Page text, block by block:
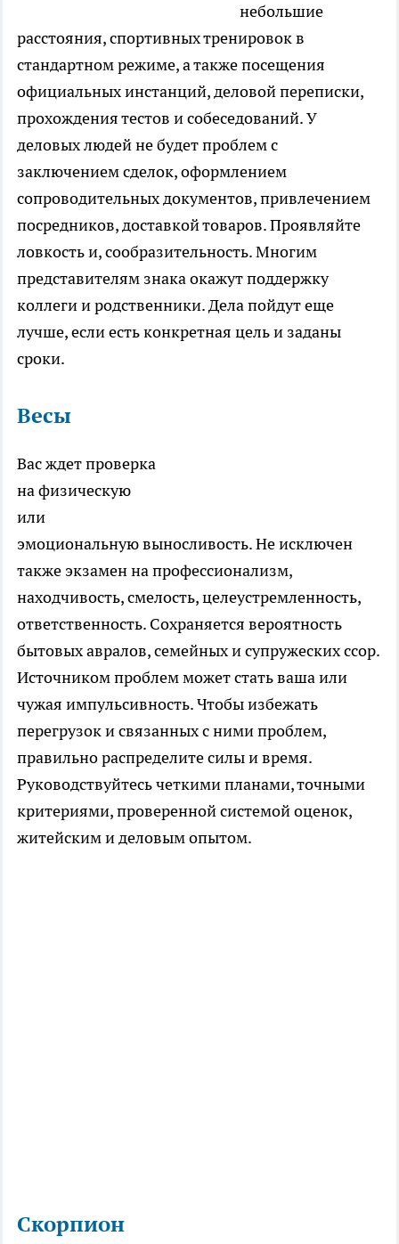
небольшие
расстояния, спортивных тренировок в
стандартном режиме, а также посещения
официальных инстанций, деловой переписки,
прохождения тестов и собеседований. У
деловых людей не будет проблем с
заключением сделок, оформлением
сопроводительных документов, привлечением
посредников, доставкой товаров. Проявляйте
ловкость и, сообразительность. Многим
представителям знака окажут поддержку
коллеги и родственники. Дела пойдут еще
лучше, если есть конкретная цель и заданы
сроки.
Весы
Вас ждет проверка
на физическую
или
эмоциональную выносливость. Не исключен
также экзамен на профессионализм,
находчивость, смелость, целеустремленность,
ответственность. Сохраняется вероятность
бытовых авралов, семейных и супружеских ссор.
Источником проблем может стать ваша или
чужая импульсивность. Чтобы избежать
перегрузок и связанных с ними проблем,
правильно распределите силы и время.
Руководствуйтесь четкими планами, точными
критериями, проверенной системой оценок,
житейским и деловым опытом.
Скорпион